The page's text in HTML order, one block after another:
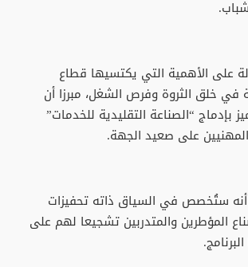
على الأهمية التي يكتسيها قطاع
في خلق الثروة وفرص الشغل، مبرزا أن
بإدماج “الصناعة التقليدية للخدمات”
على صعيد الجهة.
ستُخصص في السياق ذاته تحفيزات
المؤطرين والمتدربين تشجيعا لهم على